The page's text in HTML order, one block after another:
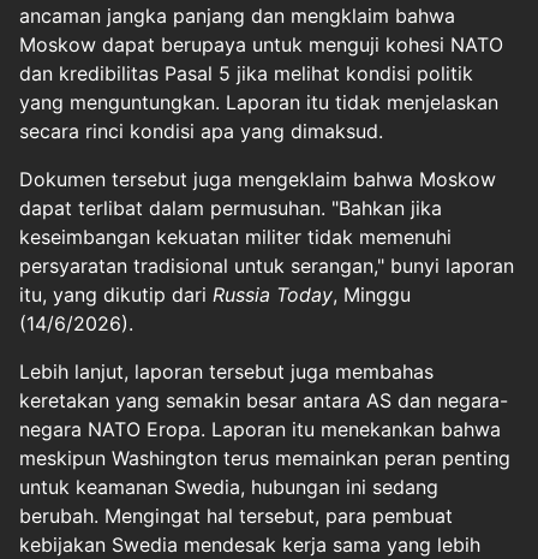
ancaman jangka panjang dan mengklaim bahwa
Moskow dapat berupaya untuk menguji kohesi NATO
dan kredibilitas Pasal 5 jika melihat kondisi politik
yang menguntungkan. Laporan itu tidak menjelaskan
secara rinci kondisi apa yang dimaksud.
Dokumen tersebut juga mengeklaim bahwa Moskow
dapat terlibat dalam permusuhan. "Bahkan jika
keseimbangan kekuatan militer tidak memenuhi
persyaratan tradisional untuk serangan," bunyi laporan
itu, yang dikutip dari Russia Today, Minggu
(14/6/2026).
Lebih lanjut, laporan tersebut juga membahas
keretakan yang semakin besar antara AS dan negara-
negara NATO Eropa. Laporan itu menekankan bahwa
meskipun Washington terus memainkan peran penting
untuk keamanan Swedia, hubungan ini sedang
berubah. Mengingat hal tersebut, para pembuat
kebijakan Swedia mendesak kerja sama yang lebih